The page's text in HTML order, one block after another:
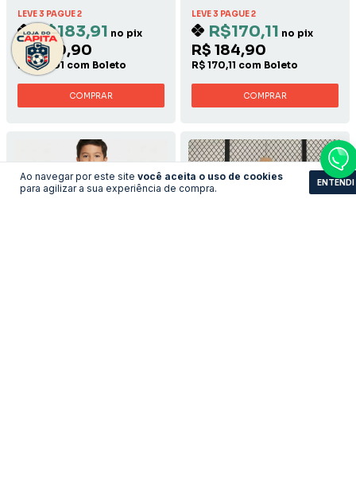
Ao navegar por este site você aceita o uso de cookies
para agilizar a sua experiência de compra.
ENTENDI
LEVE 3 PAGUE 2
R$183,91 no pix
R$ 199,90
R$ 183,91 com Boleto
COMPRAR
LEVE 3 PAGUE 2
R$170,11 no pix
R$ 184,90
R$ 170,11 com Boleto
COMPRAR